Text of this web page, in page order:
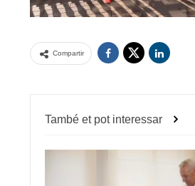
Compartir
També et pot interessar